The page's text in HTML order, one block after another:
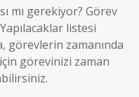
mı gerekiyor? Görev
listesi
görevlerin zamanında
görevinizi zaman